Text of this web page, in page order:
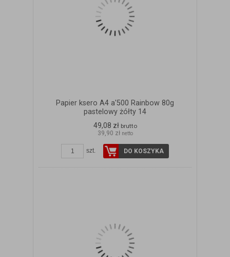
Papier ksero A4 a'500 Rainbow 80g
pastelowy żółty 14
49,08 zł brutto
39,90 zł netto
szt. DO KOSZYKA